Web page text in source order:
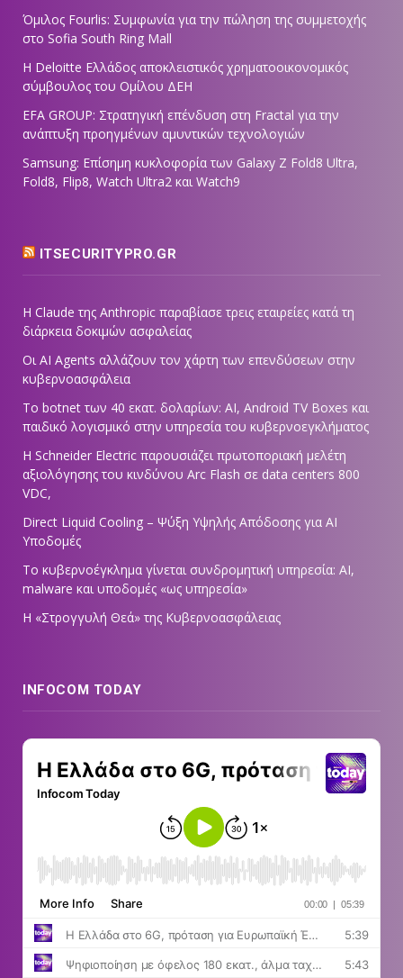
Όμιλος Fourlis: Συμφωνία για την πώληση της συμμετοχής
στο Sofia South Ring Mall
Η Deloitte Ελλάδος αποκλειστικός χρηματοοικονομικός
σύμβουλος του Ομίλου ΔΕΗ
EFA GROUP: Στρατηγική επένδυση στη Fractal για την
ανάπτυξη προηγμένων αμυντικών τεχνολογιών
Samsung: Επίσημη κυκλοφορία των Galaxy Z Fold8 Ultra,
Fold8, Flip8, Watch Ultra2 και Watch9
ITSECURITYPRO.GR
Η Claude της Anthropic παραβίασε τρεις εταιρείες κατά τη
διάρκεια δοκιμών ασφαλείας
Οι AI Agents αλλάζουν τον χάρτη των επενδύσεων στην
κυβερνοασφάλεια
Το botnet των 40 εκατ. δολαρίων: AI, Android TV Boxes και
παιδικό λογισμικό στην υπηρεσία του κυβερνοεγκλήματος
Η Schneider Electric παρουσιάζει πρωτοποριακή μελέτη
αξιολόγησης του κινδύνου Arc Flash σε data centers 800
VDC,
Direct Liquid Cooling – Ψύξη Υψηλής Απόδοσης για AI
Υποδομές
Το κυβερνοέγκλημα γίνεται συνδρομητική υπηρεσία: AI,
malware και υποδομές «ως υπηρεσία»
Η «Στρογγυλή Θεά» της Κυβερνοασφάλειας
INFOCOM TODAY